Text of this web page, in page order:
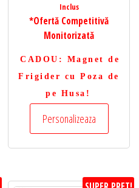
Inclus
*Ofertă Competitivă
Monitorizată
CADOU : Magnet de
Frigider cu Poza de
pe Husa!
Personalizeaza